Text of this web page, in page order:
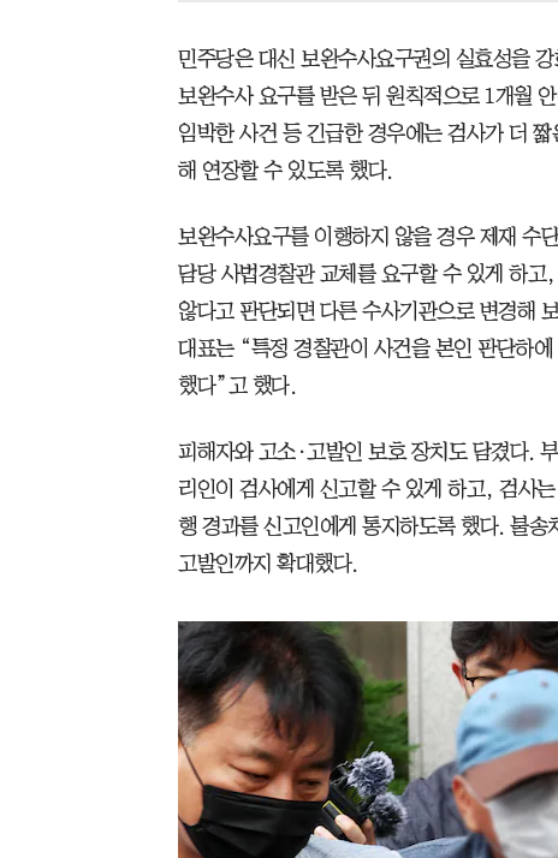
민주당은 대신 보완수사요구권의 실효성을
보완수사 요구를 받은 뒤 원칙적으로 1개월
임박한 사건 등 긴급한 경우에는 검사가 더
해 연장할 수 있도록 했다.
보완수사요구를 이행하지 않을 경우 제재 수
담당 사법경찰관 교체를 요구할 수 있게 하고
않다고 판단되면 다른 수사기관으로 변경해
대표는 “특정 경찰관이 사건을 본인 판단하
했다”고 했다.
피해자와 고소·고발인 보호 장치도 담겼다.
리인이 검사에게 신고할 수 있게 하고, 검사
행 경과를 신고인에게 통지하도록 했다. 불송
고발인까지 확대했다.